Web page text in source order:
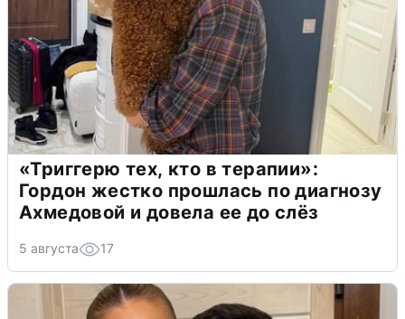
«Триггерю тех, кто в терапии»:
Гордон жестко прошлась по диагнозу
Ахмедовой и довела ее до слёз
5 августа 17